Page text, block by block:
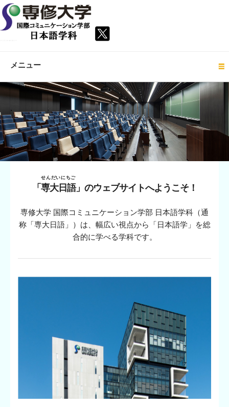
メニュー
「専大日語
せんだいにちご
」のウェブサイトへようこそ！
専修大学 国際コミュニケーション学部 日本語学科（通
称「専大日語」）は、幅広い視点から「日本語学」を総
合的に学べる学科です。